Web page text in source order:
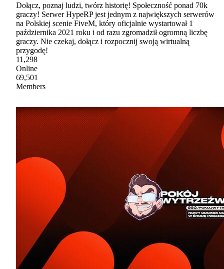
Dołącz, poznaj ludzi, twórz historię! Społeczność ponad 70k
graczy! Serwer HypeRP jest jednym z największych serwerów
na Polskiej scenie FiveM, który oficjalnie wystartował 1
października 2021 roku i od razu zgromadził ogromną liczbę
graczy. Nie czekaj, dołącz i rozpocznij swoją wirtualną
przygodę!
11,298
Online
69,501
Members